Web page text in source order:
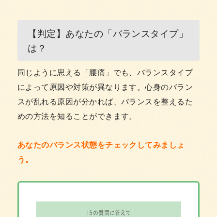
【判定】あなたの「バランスタイプ」
は？
同じように思える「腰痛」でも、バランスタイプ
によって原因や対策が異なります。心身のバラン
スが乱れる原因が分かれば、バランスを整えるた
めの方法を知ることができます。
あなたのバランス状態をチェックしてみましょ
う。